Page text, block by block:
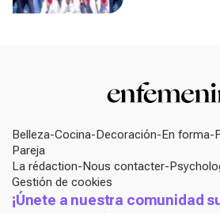
Belleza Cocina Decoración En forma
Pareja
La rédaction Nous contacter
Gestión de cookies
¡Únete a nuestra comunidad